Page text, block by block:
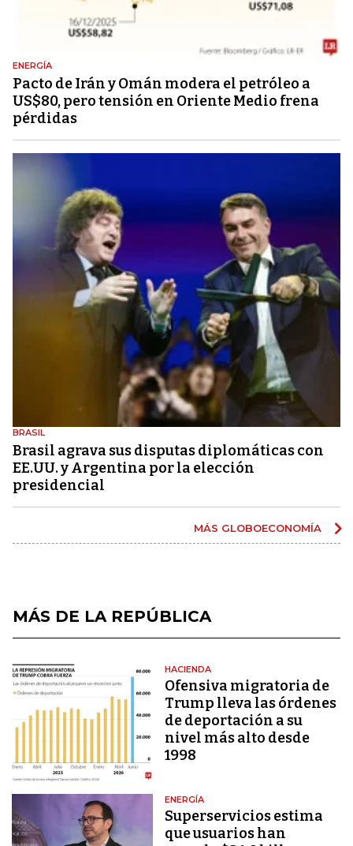
ENERGÍA
Pacto de Irán y Omán modera el petróleo a
US$80, pero tensión en Oriente Medio frena
pérdidas
BRASIL
Brasil agrava sus disputas diplomáticas con
EE.UU. y Argentina por la elección
presidencial
MÁS GLOBOECONOMÍA
MÁS DE LA REPÚBLICA
HACIENDA
Ofensiva migratoria de
Trump lleva las órdenes
de deportación a su
nivel más alto desde
1998
ENERGÍA
Superservicios estima
que usuarios han